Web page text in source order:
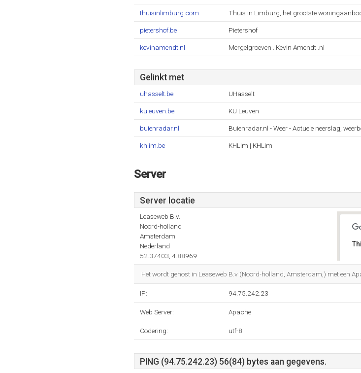
thuisinlimburg.com Thuis in Limburg, het grootste
pietershof.be Pietershof
kevinamendt.nl Mergelgroeven . Kevin Amendt .nl
Gelinkt met
uhasselt.be UHasselt
kuleuven.be KU Leuven
buienradar.nl Buienradar.nl - Weer - Actuele neerslag,
khlim.be KHLim | KHLim
Server
Server locatie
Leaseweb B.v.
Noord-holland
Amsterdam
Nederland
52.37403, 4.88969
Het wordt gehost in Leaseweb B.v (Noord-holland, Amsterdam,) met een
IP: 94.75.242.23
Web Server: Apache
Codering: utf-8
PING (94.75.242.23) 56(84) bytes aan gegevens.